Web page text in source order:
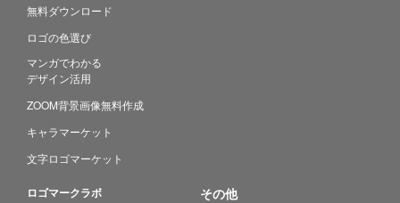
無料ダウンロード
ロゴの色選び
マンガでわかる
デザイン活用
ZOOM背景画像無料作成
キャラマーケット
文字ロゴマーケット
ロゴマークラボ その他